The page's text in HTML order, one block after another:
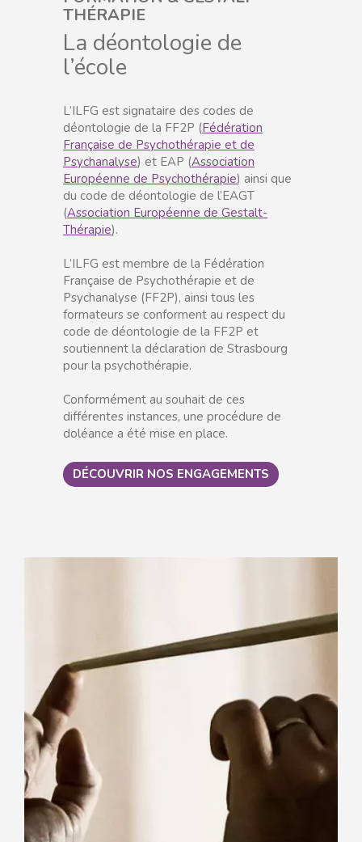
THÉRAPIE
La déontologie de
l’école
L’ILFG est signataire des codes de
déontologie de la FF2P (Fédération
Française de Psychothérapie et de
Psychanalyse) et EAP (Association
Européenne de Psychothérapie) ainsi que
du code de déontologie de l’EAGT
(Association Européenne de Gestalt-
Thérapie).
L’ILFG est membre de la Fédération
Française de Psychothérapie et de
Psychanalyse (FF2P), ainsi tous les
formateurs se conforment au respect du
code de déontologie de la FF2P et
soutiennent la déclaration de Strasbourg
pour la psychothérapie.
Conformément au souhait de ces
différentes instances, une procédure de
doléance a été mise en place.
DÉCOUVRIR NOS ENGAGEMENTS